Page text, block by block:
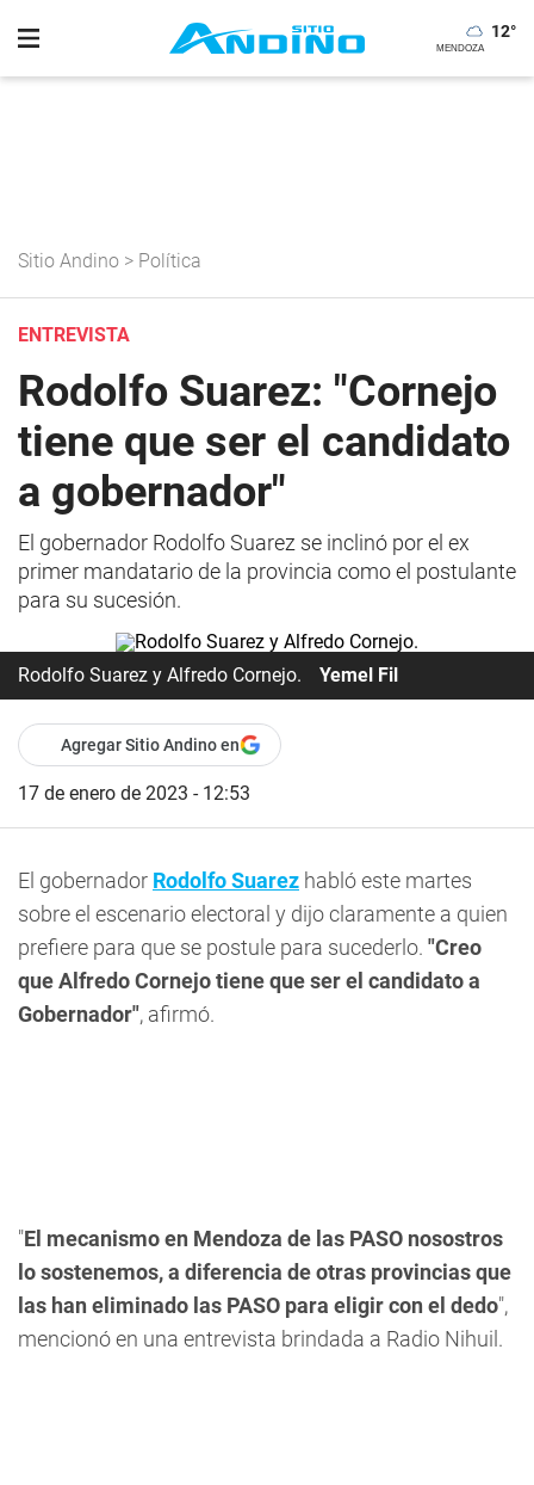
12°
Sitio Andino > Política
ENTREVISTA
Rodolfo Suarez: "Cornejo
tiene que ser el candidato
a gobernador"
El gobernador Rodolfo Suarez se inclinó por el ex
primer mandatario de la provincia como el postulante
para su sucesión.
Rodolfo Suarez y Alfredo Cornejo. Yemel Fil
Agregar Sitio Andino en
17 de enero de 2023 - 12:53
El gobernador Rodolfo Suarez habló este martes
sobre el escenario electoral y dijo claramente a quien
prefiere para que se postule para sucederlo. "Creo
que Alfredo Cornejo tiene que ser el candidato a
Gobernador", afirmó.
"El mecanismo en Mendoza de las PASO nosostros
lo sostenemos, a diferencia de otras provincias que
las han eliminado las PASO para eligir con el dedo",
mencionó en una entrevista brindada a Radio Nihuil.